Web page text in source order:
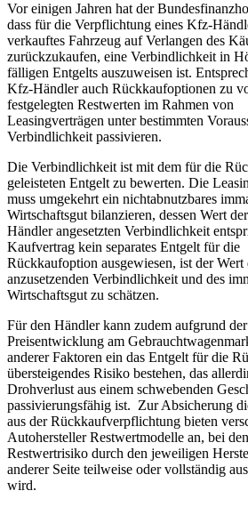
Vor einigen Jahren hat der
dass für die Verpflichtung eines Kfz-
verkauftes Fahrzeug auf Verlangen des
zurückzukaufen, eine Verbindlichkeit in
fälligen Entgelts auszuweisen ist.
Kfz-Händler auch Rückkaufoptionen zu
festgelegten Restwerten im Rahmen von
Leasingverträgen unter bestimmten
Verbindlichkeit passivieren.
Die Verbindlichkeit ist mit dem für die
geleisteten Entgelt zu bewerten. Die
muss umgekehrt ein nichtabnutzbares
Wirtschaftsgut bilanzieren, dessen Wert
Händler angesetzten Verbindlichkeit
Kaufvertrag kein separates Entgelt für die
Rückkaufoption ausgewiesen, ist der Wert
anzusetzenden Verbindlichkeit und des
Wirtschaftsgut zu schätzen.
Für den Händler kann zudem aufgrund der
Preisentwicklung am
anderer Faktoren ein das Entgelt für die
übersteigendes Risiko bestehen, das
Drohverlust aus einem schwebenden
passivierungsfähig ist. Zur Absicherung
aus der Rückkaufverpflichtung bieten
Autohersteller Restwertmodelle an, bei
Restwertrisiko durch den jeweiligen
anderer Seite teilweise oder vollständig
wird.